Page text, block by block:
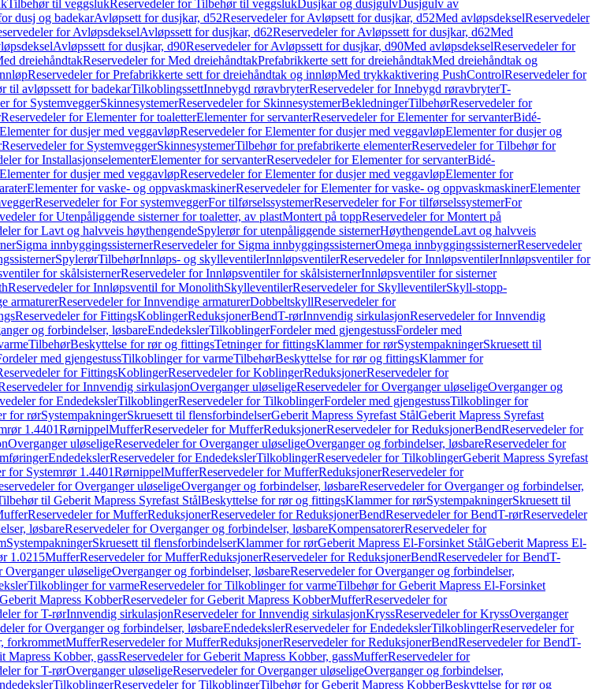
Tilbehør til veggslukReservedeler for Tilbehør til veggslukDusjkar og dusjgulvDusjgulv av
dusj og badekarAvløpsett for dusjkar, d52Reservedeler for Avløpsett for dusjkar, d52Med avløpsdekselReservedeler
for AvløpsdekselAvløpssett for dusjkar, d62Reservedeler for Avløpssett for dusjkar, d62Med
Avløpssett for dusjkar, d90Reservedeler for Avløpssett for dusjkar, d90Med avløpsdekselReservedeler for
dreiehåndtakReservedeler for Med dreiehåndtakPrefabrikkerte sett for dreiehåndtakMed dreiehåndtak og
Reservedeler for Prefabrikkerte sett for dreiehåndtak og innløpMed trykkaktivering PushControlReservedeler for
til avløpssett for badekarTilkoblingssettInnebygd røravbryterReservedeler for Innebygd røravbryterT-
for SystemveggerSkinnesystemerReservedeler for SkinnesystemerBekledningerTilbehørReservedeler for
Reservedeler for Elementer for toaletterElementer for servanterReservedeler for Elementer for servanterBidé-
Elementer for dusjer med veggavløpReservedeler for Elementer for dusjer med veggavløpElementer for dusjer og
Reservedeler for SystemveggerSkinnesystemerTilbehør for prefabrikerte elementerReservedeler for Tilbehør for
for InstallasjonselementerElementer for servanterReservedeler for Elementer for servanterBidé-
Elementer for dusjer med veggavløpReservedeler for Elementer for dusjer med veggavløpElementer for
Elementer for vaske- og oppvaskmaskinerReservedeler for Elementer for vaske- og oppvaskmaskinerElementer
Reservedeler for For systemveggerFor tilførselssystemerReservedeler for For tilførselssystemerFor
for Utenpåliggende sisterner for toaletter, av plastMontert på toppReservedeler for Montert på
for Lavt og halvveis høythengendeSpylerør for utenpåliggende sisternerHøythengendeLavt og halvveis
Sigma innbyggingssisternerReservedeler for Sigma innbyggingssisternerOmega innbyggingssisternerReservedeler
SpylerørTilbehørInnløps- og skylleventilerInnløpsventilerReservedeler for InnløpsventilerInnløpsventiler for
for skålsisternerReservedeler for Innløpsventiler for skålsisternerInnløpsventiler for sisterner
Reservedeler for Innløpsventil for MonolithSkylleventilerReservedeler for SkylleventilerSkyll-stopp-
armaturerReservedeler for Innvendige armaturerDobbeltskyllReservedeler for
Reservedeler for FittingsKoblingerReduksjonerBendT-rørInnvendig sirkulasjonReservedeler for Innvendig
og forbindelser, løsbareEndedekslerTilkoblingerFordeler med gjengestussFordeler med
TilbehørBeskyttelse for rør og fittingsTetninger for fittingsKlammer for rørSystempakningerSkruesett til
med gjengestussTilkoblinger for varmeTilbehørBeskyttelse for rør og fittingsKlammer for
for FittingsKoblingerReservedeler for KoblingerReduksjonerReservedeler for
for Innvendig sirkulasjonOverganger uløseligeReservedeler for Overganger uløseligeOverganger og
for EndedekslerTilkoblingerReservedeler for TilkoblingerFordeler med gjengestussTilkoblinger for
for rørSystempakningerSkruesett til flensforbindelserGeberit Mapress Syrefast StålGeberit Mapress Syrefast
1.4401RørnippelMufferReservedeler for MufferReduksjonerReservedeler for ReduksjonerBendReservedeler for
Overganger uløseligeReservedeler for Overganger uløseligeOverganger og forbindelser, løsbareReservedeler for
EndedekslerReservedeler for EndedekslerTilkoblingerReservedeler for TilkoblingerGeberit Mapress Syrefast
for Systemrør 1.4401RørnippelMufferReservedeler for MufferReduksjonerReservedeler for
for Overganger uløseligeOverganger og forbindelser, løsbareReservedeler for Overganger og forbindelser,
til Geberit Mapress Syrefast StålBeskyttelse for rør og fittingsKlammer for rørSystempakningerSkruesett til
Reservedeler for MufferReduksjonerReservedeler for ReduksjonerBendReservedeler for BendT-rørReservedeler
løsbareReservedeler for Overganger og forbindelser, løsbareKompensatorerReservedeler for
SystempakningerSkruesett til flensforbindelserKlammer for rørGeberit Mapress El-Forsinket StålGeberit Mapress El-
1.0215MufferReservedeler for MufferReduksjonerReservedeler for ReduksjonerBendReservedeler for BendT-
Overganger uløseligeOverganger og forbindelser, løsbareReservedeler for Overganger og forbindelser,
Tilkoblinger for varmeReservedeler for Tilkoblinger for varmeTilbehør for Geberit Mapress El-Forsinket
Geberit Mapress KobberReservedeler for Geberit Mapress KobberMufferReservedeler for
for T-rørInnvendig sirkulasjonReservedeler for Innvendig sirkulasjonKryssReservedeler for KryssOverganger
for Overganger og forbindelser, løsbareEndedekslerReservedeler for EndedekslerTilkoblingerReservedeler for
forkrommetMufferReservedeler for MufferReduksjonerReservedeler for ReduksjonerBendReservedeler for BendT-
Mapress Kobber, gassReservedeler for Geberit Mapress Kobber, gassMufferReservedeler for
for T-rørOverganger uløseligeReservedeler for Overganger uløseligeOverganger og forbindelser,
TilkoblingerReservedeler for TilkoblingerTilbehør for Geberit Mapress KobberBeskyttelse for rør og